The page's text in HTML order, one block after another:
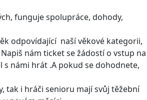
funguje spolupráce, dohody,
odpovídající naší věkové kategorii,
nám ticket se žádostí o vstup na
námi hrát .A pokud se dohodnete,
tak i hráči senioru mají svůj těžební